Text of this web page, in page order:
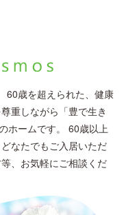
60歳を超えられた、健康
重しながら「豊で生き
ホームです。
60歳以上
なたでもご入居いただ
、お気軽にご相談くだ